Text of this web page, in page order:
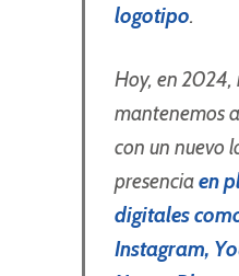
logotipo.
Hoy, en 2024,
mantenemos
con un nuevo
presenciaen
digitales
Instagram,